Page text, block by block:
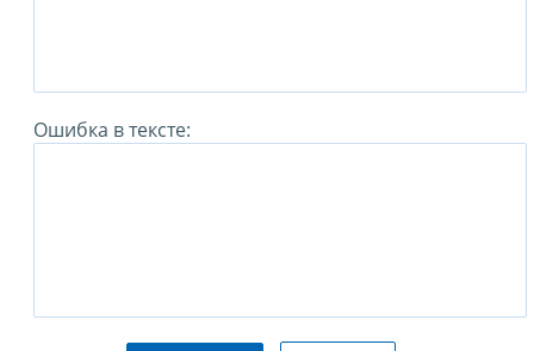
Ошибка в тексте: